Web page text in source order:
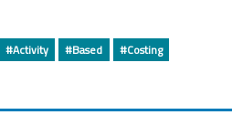
#Activity #Based #Costing